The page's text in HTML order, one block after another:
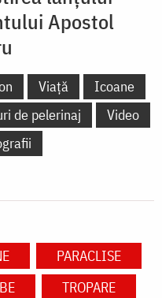
Apostol
Viață
Icoane
de pelerinaj
Video
PARACLISE
TROPARE